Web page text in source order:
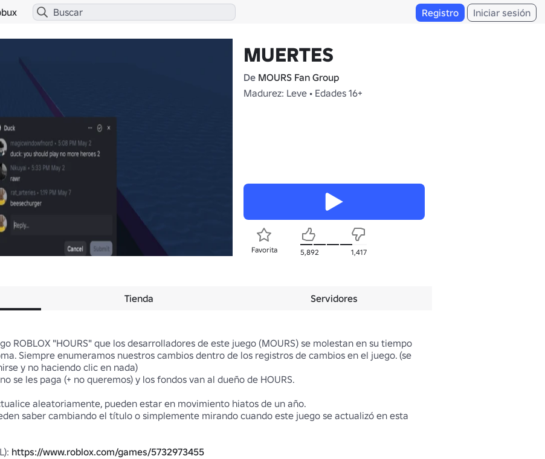
Registro Iniciar sesión
MUERTES
De MOURS Fan Group
Madurez: Leve • Edades 16+
Favorita 5,892 1,417
Tienda Servidores
ROBLOX "HOURS" que los desarrolladores de este juego (MOURS) se molestan en su tiempo
Siempre enumeramos nuestros cambios dentro de los registros de cambios en el juego. (se
y no haciendo clic en nada)
se les paga (+ no queremos) y los fondos van al dueño de HOURS.
aleatoriamente, pueden estar en movimiento hiatos de un año.
saber cambiando el título o simplemente mirando cuando este juego se actualizó en esta
https://www.roblox.com/games/5732973455